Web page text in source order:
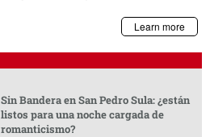
Sin Bandera en San Pedro Sula: ¿están
listos para una noche cargada de
romanticismo?